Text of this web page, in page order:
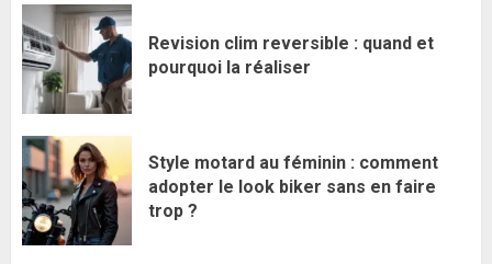
Revision clim reversible : quand et
pourquoi la réaliser
Style motard au féminin : comment
adopter le look biker sans en faire
trop ?